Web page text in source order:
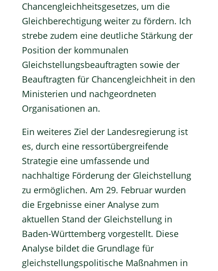
Chancengleichheitsgesetzes, um die
Gleichberechtigung weiter zu fördern. Ich
strebe zudem eine deutliche Stärkung der
Position der kommunalen
Gleichstellungsbeauftragten sowie der
Beauftragten für Chancengleichheit in den
Ministerien und nachgeordneten
Organisationen an.
Ein weiteres Ziel der Landesregierung ist
es, durch eine ressortübergreifende
Strategie eine umfassende und
nachhaltige Förderung der Gleichstellung
zu ermöglichen. Am 29. Februar wurden
die Ergebnisse einer Analyse zum
aktuellen Stand der Gleichstellung in
Baden-Württemberg vorgestellt. Diese
Analyse bildet die Grundlage für
gleichstellungspolitische Maßnahmen in